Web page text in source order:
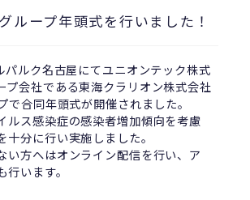
ループ年頭式を行いました！
パルク名古屋にてユニオンテック株式
プ会社である東海クラリオン株式会社
で合同年頭式が開催されました。
ルス感染症の感染者増加傾向を考慮
十分に行い実施しました。
い方へはオンライン配信を行い、ア
います。